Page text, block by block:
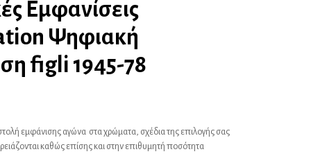
Εμφανίσεις
Ψηφιακή
figli 1945-78
εμφάνισης αγώνα στα χρώματα, σχέδια της επιλογής σας
καθώς επίσης και στην επιθυμητή ποσότητα